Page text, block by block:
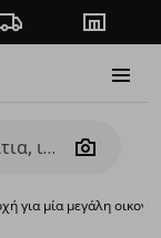
Πορεία παραγγελίας
Camera
για μία μεγάλη